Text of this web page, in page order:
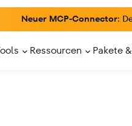
Neuer MCP-Connector:
Ressourcen Pakete